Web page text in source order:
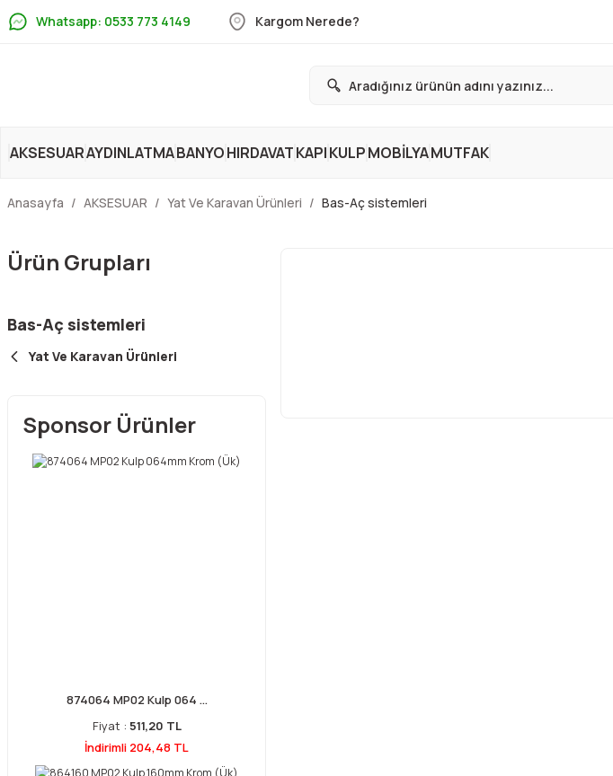
Whatsapp: 0533 773 4149 Kargom Nerede?
AKSESUARAYDINLATMABANYOHIRDAVATKAPIKULPMOBİLYAMUTFAK
Anasayfa AKSESUAR Yat Ve Karavan Ürünleri Bas-Aç sistemleri
Ürün Grupları
Bas-Aç sistemleri
Yat Ve Karavan Ürünleri
Sponsor Ürünler
874064 MP02 Kulp 064 ...
Fiyat : 511,20 TL
İndirimli 204,48 TL